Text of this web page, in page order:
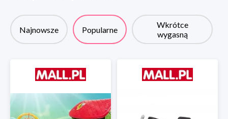
Najnowsze Popularne
Wkrótce
wygasną